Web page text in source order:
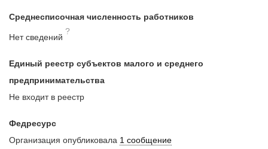
Среднесписочная численность работников
Нет сведений
?
Единый реестр субъектов малого и среднего
предпринимательства
Не входит в реестр
Федресурс
Организация опубликовала 1 сообщение